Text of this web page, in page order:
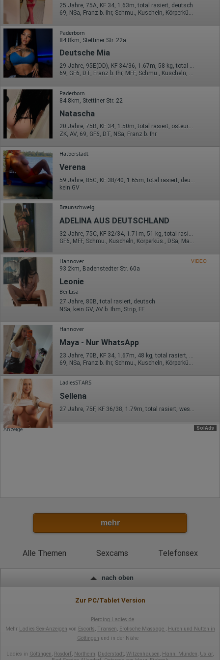
Erhobene Informationen zum Besucherverhalten sind folgende:
Herkunft (Land und Stadt)
Sprache
Betriebssystem
Gerät (PC, Tablet-PC oder Smartphone)
Browser und alle verwendeten Add-ons
Auflösung des Computers
Besucherquelle (Facebook, Suchmaschine oder
Welche Dateien wurden heruntergeladen?
Welche Videos angeschaut?
Wurden Werbebanner angeklickt?
Wohin ging der Besucher? Klickte er auf weitere Seiten des
Portals oder hat er sie komplett verlassen?
Wie lange blieb der Besucher?
Ort der Verarbeitung:
Europäische Union & USA
Hotjar
Wir nutzen Hotjar als Webanalysedient. Es wird verwendet, um
Daten über das Benutzerverhalten zu sammeln. Hotjar kann
auch im Rahmen von Umfragen und Feedbackfunktionen, die
auf unserer Website eingebunden sind, von Ihnen bereitgestellte
Informationen verarbeiten.
Herausgeber:
Hotjar Limited, Malta
Erhobene Daten:
Datum und Uhrzeit des Besuchs
Gerätetyp
Geografischer Standort
IP-Adresse
Mausbewegungen
Besuchte Seiten
Bildschirmauflösung
Eindeutige Gerätekennung
Sprachinformationen
Gerätebestriebssystem
Browser-Typ
Klicks
Domain-Name
Eindeutige Benutzerkennung
Antworten auf Umfragen
Ort der Verarbeitung:
Europäische Union
Rechtliche Grundlage der Verarbeitung
Art. 6 Abs. 1 S. 1 lit. a DSGVO
25 Jahre, 75A, KF 34, 1.63m, total rasiert, deutsch
69, NSa, Franz b. Ihr, Schmu., Kuscheln, Körperküs., AV b. Ihm, DSa
Paderborn
84.8km, Stettiner Str. 22a
Deutsche Mia
29 Jahre, 95E(DD), KF 34/36, 1.67m, 58 kg, total rasiert, deutsch
69, GF6, DT, Franz b. Ihr, MFF, Schmu., Kuscheln, Körperküs.
Paderborn
84.8km, Stettiner Str. 22
Natascha
20 Jahre, 75B, KF 34, 1.50m, total rasiert, osteuropäisch
ZK, AV, 69, GF6, DT, NSa, Franz b. Ihr
Halberstadt
Verena
kein GV
Braunschweig
ADELINA AUS DEUTSCHLAND
32 Jahre, 75C, KF 32/34, 1.71m, 51 kg, total rasiert, deutsch
GF6, MFF, Schmu., Kuscheln, Körperküs., DSa, Mast.
Hannover VIDEO
93.2km, Badenstedter Str. 60a
Leonie
Bei Lisa
27 Jahre, 80B, total rasiert, deutsch
NSa, kein GV, AV b. Ihm, Strip, FE
Hannover
Maya - Nur WhatsApp
69, NSa, Franz b. Ihr, Schmu., Kuscheln, Körperküs., DSa, ZAp
LadiesSTARS
Sellena
27 Jahre, 75F, KF 36/38, 1.79m, total rasiert, westeuropäisch
SolAds
Anzeige
mehr
Alle Themen Sexcams Telefonsex
nach oben
Zur PC/Tablet Version
Piercing Ladies.de
Mehr Ladies Sex-Anzeigen von Escorts, Transen, Erotische Massage , Huren und Nutten in
Göttingen und in der Nähe
Ladies in Göttingen, Rosdorf, Northeim, Duderstadt, Witzenhausen, Hann. Münden, Uslar,